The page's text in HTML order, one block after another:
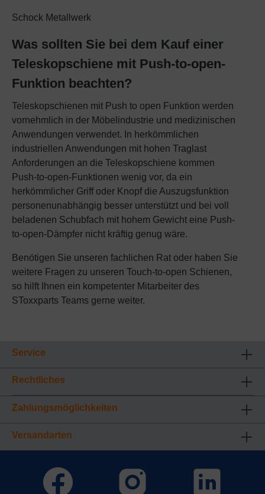
Schock Metallwerk
Was sollten Sie bei dem Kauf einer
Teleskopschiene mit Push-to-open-
Funktion beachten?
Teleskopschienen mit Push to open Funktion werden
vornehmlich in der Möbelindustrie und medizinischen
Anwendungen verwendet. In herkömmlichen
industriellen Anwendungen mit hohen Traglast
Anforderungen an die Teleskopschiene kommen
Push-to-open-Funktionen wenig vor, da ein
herkömmlicher Griff oder Knopf die Auszugsfunktion
personenunabhängig besser unterstützt und bei voll
beladenen Schubfach mit hohem Gewicht eine Push-
to-open-Dämpfer nicht kräftig genug wäre.
Benötigen Sie unseren fachlichen Rat oder haben Sie
weitere Fragen zu unseren Touch-to-open Schienen,
so hilft Ihnen ein kompetenter Mitarbeiter des
SToxxparts Teams gerne weiter.
Service
Rechtliches
Zahlungsmöglichkeiten
Versandarten